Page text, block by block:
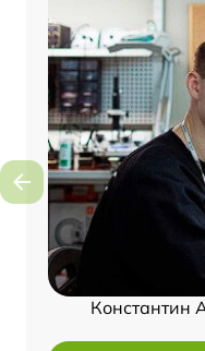
Константин